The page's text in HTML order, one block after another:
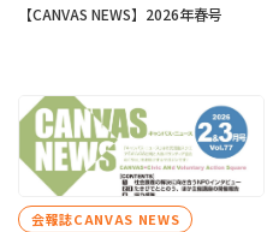
【CANVAS NEWS】2026年春号
会報誌CANVAS NEWS